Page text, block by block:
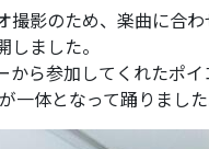
影のため、楽曲に合
ました。
ら参加してくれたポ
体となって踊りました